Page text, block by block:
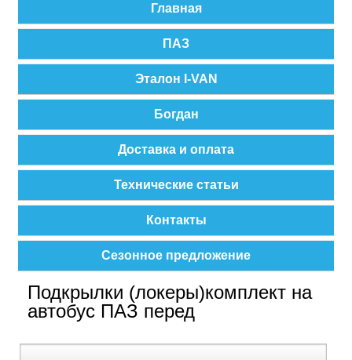
Главная
ПАЗ
Эталон I-VAN
Богдан
Доставка и оплата
Технические статьи
Контакты
Сезонное предложение
Подкрылки (локеры)комплект на
автобус ПАЗ перед